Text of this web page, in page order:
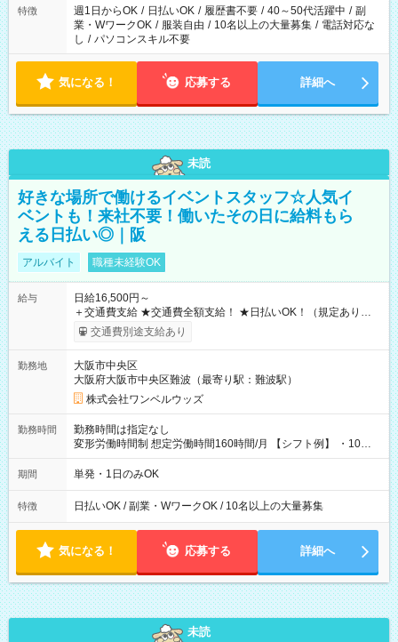
特徴 週1日からOK / 日払いOK / 履歴書不要 / 40～50代活躍中 / 副
業・WワークOK / 服装自由 / 10名以上の大量募集 / 電話対応な
し / パソコンスキル不要
気になる！ 応募する 詳細へ
未読
好きな場所で働けるイベントスタッフ☆人気イ
ベントも！来社不要！働いたその日に給料もら
える日払い◎｜阪
アルバイト 職種未経験OK
給与
日給16,500円～
＋交通費支給 ★交通費全額支給！ ★日払いOK！（規定あり） ┗
働いたその日に現金GET♪ お仕事後はコンビニATMから 日払
交通費別途支給あり
勤務地
大阪市中央区
大阪府大阪市中央区難波（最寄り駅：難波駅）
株式会社ワンベルウッズ
勤務時間
勤務時間は指定なし
変形労働時間制 想定労働時間160時間/月 【シフト例】 ・10：
00～20：00
期間 単発・1日のみOK
特徴 日払いOK / 副業・WワークOK / 10名以上の大量募集
気になる！ 応募する 詳細へ
未読